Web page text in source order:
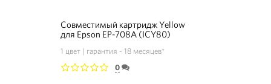
Совместимый картридж Yellow
для Epson EP-708A (ICY80)
1 цвет гарантия - 18 месяцев*
0